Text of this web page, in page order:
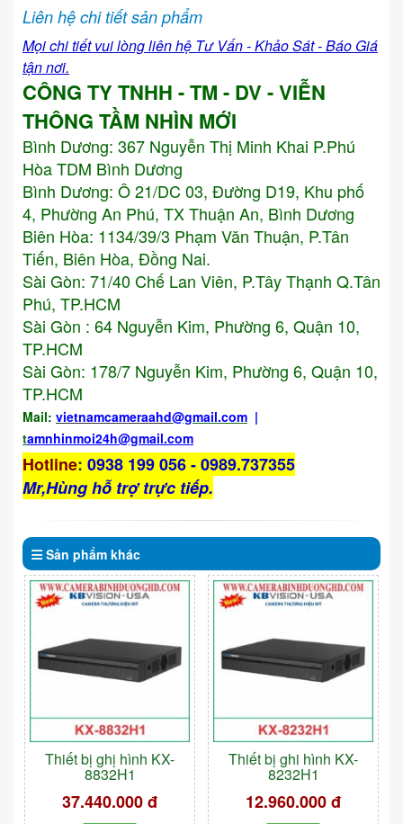
Liên hệ chi tiết sản phẩm
Mọi chi tiết vui lòng liên hệ Tư Vấn - Khảo Sát - Báo Giá
tận nơi.
CÔNG TY TNHH - TM - DV - VIỄN
THÔNG TẦM NHÌN MỚI
Bình Dương: 367 Nguyễn Thị Minh Khai P.Phú
Hòa TDM Bình Dương
Bình Dương: Ô 21/DC 03, Đường D19, Khu phố
4, Phường An Phú, TX Thuận An, Bình Dương
Biên Hòa: 1134/39/3 Phạm Văn Thuận, P.Tân
Tiến, Biên Hòa, Đồng Nai.
Sài Gòn: 71/40 Chế Lan Viên, P.Tây Thạnh Q.Tân
Phú, TP.HCM
Sài Gòn : 64 Nguyễn Kim, Phường 6, Quận 10,
TP.HCM
Sài Gòn: 178/7 Nguyễn Kim, Phường 6, Quận 10,
TP.HCM
Mail: vietnamcameraahd@gmail.com |
tamnhinmoi24h@gmail.com
Hotline: 0938 199 056 - 0989.737355
Mr,Hùng hỗ trợ trực tiếp.
Sản phẩm khác
Thiết bị ghị hình KX-
8832H1
37.440.000 đ
Thiết bị ghi hình KX-
8232H1
12.960.000 đ